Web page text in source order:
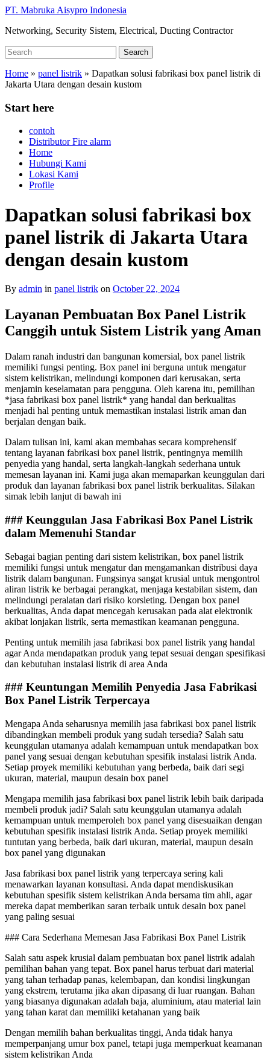
Skip
main
PT. Mabruka Aisypro Indonesia
Networking, Security Sistem, Electrical, Ducting Contractor
Search
for:
Search
Home » panel listrik » Dapatkan solusi fabrikasi box panel listrik di
Jakarta Utara dengan desain kustom
Start here
contoh
Distributor Fire alarm
Home
Hubungi Kami
Lokasi Kami
Profile
Dapatkan solusi fabrikasi box
panel listrik di Jakarta Utara
dengan desain kustom
By admin in panel listrik on October 22, 2024
Layanan Pembuatan Box Panel Listrik
Canggih untuk Sistem Listrik yang Aman
Dalam ranah industri dan bangunan komersial, box panel listrik
memiliki fungsi penting. Box panel ini berguna untuk mengatur
sistem kelistrikan, melindungi komponen dari kerusakan, serta
menjamin keselamatan para pengguna. Oleh karena itu, pemilihan
*jasa fabrikasi box panel listrik* yang handal dan berkualitas
menjadi hal penting untuk memastikan instalasi listrik aman dan
berjalan dengan baik.
Dalam tulisan ini, kami akan membahas secara komprehensif
tentang layanan fabrikasi box panel listrik, pentingnya memilih
penyedia yang handal, serta langkah-langkah sederhana untuk
memesan layanan ini. Kami juga akan memaparkan keunggulan dari
produk dan layanan fabrikasi box panel listrik berkualitas. Silakan
simak lebih lanjut di bawah ini
### Keunggulan Jasa Fabrikasi Box Panel Listrik
dalam Memenuhi Standar
Sebagai bagian penting dari sistem kelistrikan, box panel listrik
memiliki fungsi untuk mengatur dan mengamankan distribusi daya
listrik dalam bangunan. Fungsinya sangat krusial untuk mengontrol
aliran listrik ke berbagai perangkat, menjaga kestabilan sistem, dan
melindungi peralatan dari risiko korsleting. Dengan box panel
berkualitas, Anda dapat mencegah kerusakan pada alat elektronik
akibat lonjakan listrik, serta memastikan keamanan pengguna.
Penting untuk memilih jasa fabrikasi box panel listrik yang handal
agar Anda mendapatkan produk yang tepat sesuai dengan spesifikasi
dan kebutuhan instalasi listrik di area Anda
### Keuntungan Memilih Penyedia Jasa Fabrikasi
Box Panel Listrik Terpercaya
Mengapa Anda seharusnya memilih jasa fabrikasi box panel listrik
dibandingkan membeli produk yang sudah tersedia? Salah satu
keunggulan utamanya adalah kemampuan untuk mendapatkan box
panel yang sesuai dengan kebutuhan spesifik instalasi listrik Anda.
Setiap proyek memiliki kebutuhan yang berbeda, baik dari segi
ukuran, material, maupun desain box panel
Mengapa memilih jasa fabrikasi box panel listrik lebih baik daripada
membeli produk jadi? Salah satu keunggulan utamanya adalah
kemampuan untuk memperoleh box panel yang disesuaikan dengan
kebutuhan spesifik instalasi listrik Anda. Setiap proyek memiliki
tuntutan yang berbeda, baik dari ukuran, material, maupun desain
box panel yang digunakan
Jasa fabrikasi box panel listrik yang terpercaya sering kali
menawarkan layanan konsultasi. Anda dapat mendiskusikan
kebutuhan spesifik sistem kelistrikan Anda bersama tim ahli, agar
mereka dapat memberikan saran terbaik untuk desain box panel
yang paling sesuai
### Cara Sederhana Memesan Jasa Fabrikasi Box Panel Listrik
Salah satu aspek krusial dalam pembuatan box panel listrik adalah
pemilihan bahan yang tepat. Box panel harus terbuat dari material
yang tahan terhadap panas, kelembapan, dan kondisi lingkungan
yang ekstrem, terutama jika akan dipasang di luar ruangan. Bahan
yang biasanya digunakan adalah baja, aluminium, atau material lain
yang tahan karat dan memiliki ketahanan yang baik
Dengan memilih bahan berkualitas tinggi, Anda tidak hanya
memperpanjang umur box panel, tetapi juga memperkuat keamanan
sistem kelistrikan Anda